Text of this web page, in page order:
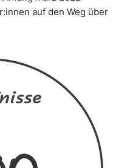
auf den Weg über